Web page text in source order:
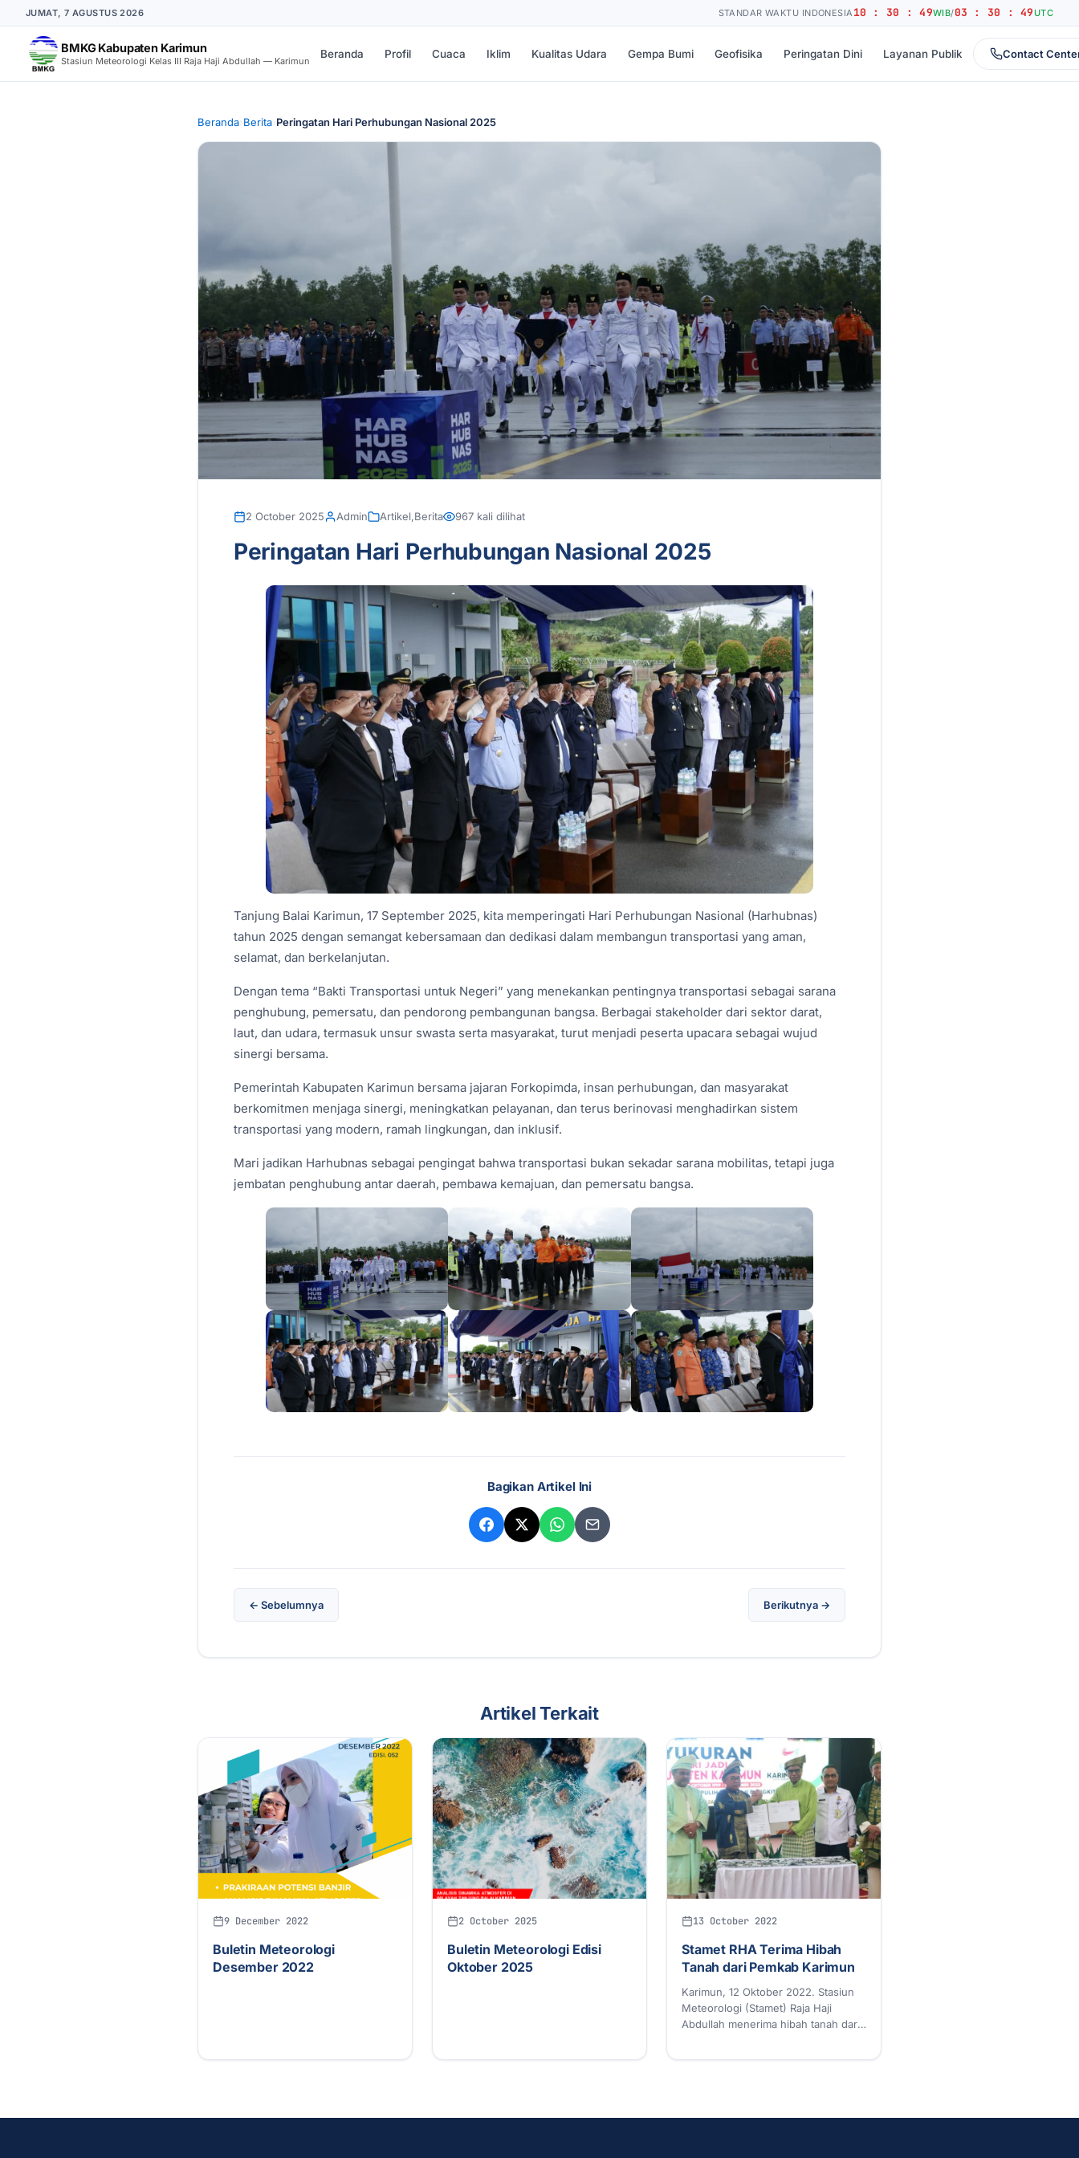
JUMAT, 7 AGUSTUS 2026 STANDAR WAKTU INDONESIA 10 : 30 : 50WIB/03 : 30 : 50UTC
BMKG Kabupaten Karimun
Stasiun Meteorologi Kelas III Raja Haji Abdullah — Karimun
Beranda Profil Cuaca Iklim Kualitas Udara Gempa Bumi Geofisika Peringatan Dini Layanan Publik Contact
Beranda›Berita›Peringatan Hari Perhubungan Nasional 2025
2 October 2025 Admin Artikel,Berita 967 kali dilihat
Peringatan Hari Perhubungan Nasional 2025
Tanjung Balai Karimun, 17 September 2025, kita memperingati Hari Perhubungan Nasional (Harhubnas)
tahun 2025 dengan semangat kebersamaan dan dedikasi dalam membangun transportasi yang aman,
selamat, dan berkelanjutan.
Dengan tema “Bakti Transportasi untuk Negeri” yang menekankan pentingnya transportasi sebagai sarana
penghubung, pemersatu, dan pendorong pembangunan bangsa. Berbagai stakeholder dari sektor darat,
laut, dan udara, termasuk unsur swasta serta masyarakat, turut menjadi peserta upacara sebagai wujud
sinergi bersama.
Pemerintah Kabupaten Karimun bersama jajaran Forkopimda, insan perhubungan, dan masyarakat
berkomitmen menjaga sinergi, meningkatkan pelayanan, dan terus berinovasi menghadirkan sistem
transportasi yang modern, ramah lingkungan, dan inklusif.
Mari jadikan Harhubnas sebagai pengingat bahwa transportasi bukan sekadar sarana mobilitas, tetapi juga
jembatan penghubung antar daerah, pembawa kemajuan, dan pemersatu bangsa.
Bagikan Artikel Ini
← Sebelumnya Berikutnya →
Artikel Terkait
9 December 2022
Buletin Meteorologi
Desember 2022
2 October 2025
Buletin Meteorologi Edisi
Oktober 2025
13 October 2022
Stamet RHA Terima Hibah
Tanah dari Pemkab Karimun
Karimun, 12 Oktober 2022. Stasiun
Meteorologi (Stamet) Raja Haji
Abdullah menerima hibah tanah dari